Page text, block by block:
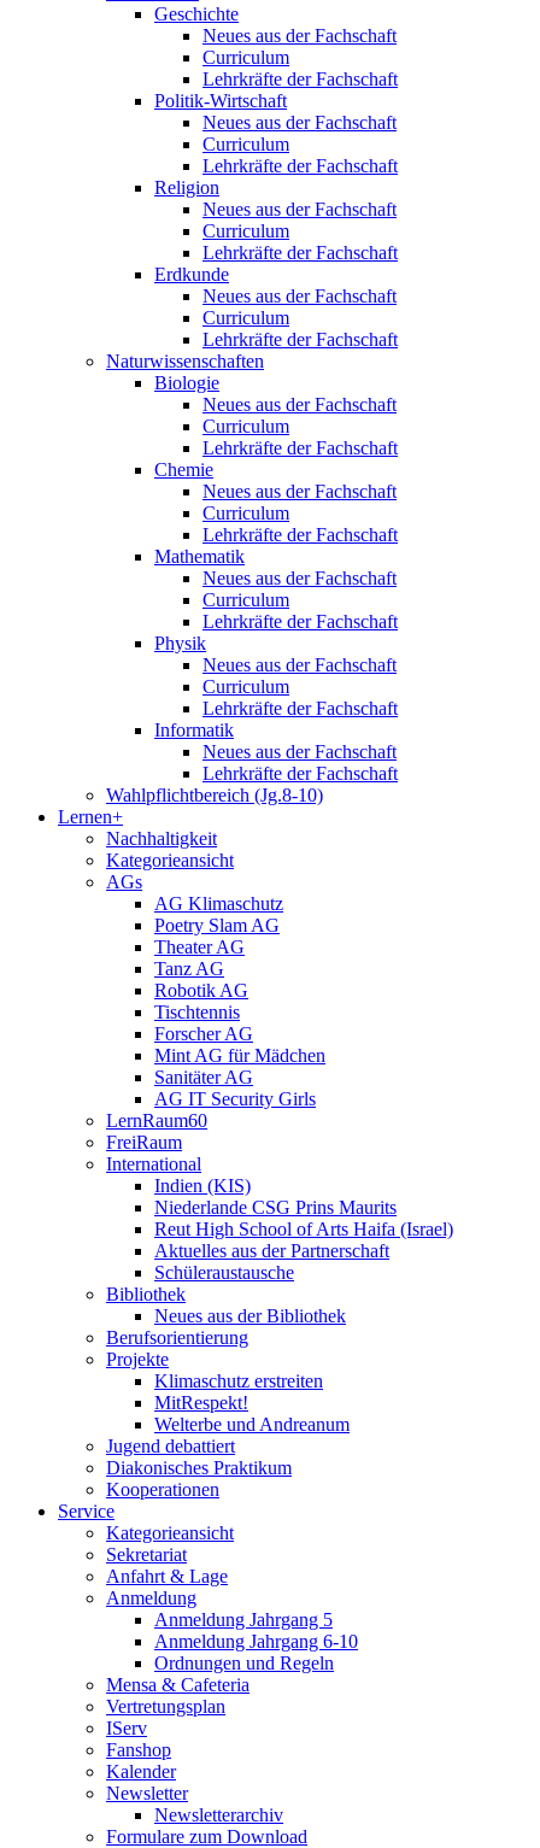
Geschichte
Neues aus der Fachschaft
Curriculum
Lehrkräfte der Fachschaft
Politik-Wirtschaft
Neues aus der Fachschaft
Curriculum
Lehrkräfte der Fachschaft
Religion
Neues aus der Fachschaft
Curriculum
Lehrkräfte der Fachschaft
Erdkunde
Neues aus der Fachschaft
Curriculum
Lehrkräfte der Fachschaft
Naturwissenschaften
Biologie
Neues aus der Fachschaft
Curriculum
Lehrkräfte der Fachschaft
Chemie
Neues aus der Fachschaft
Curriculum
Lehrkräfte der Fachschaft
Mathematik
Neues aus der Fachschaft
Curriculum
Lehrkräfte der Fachschaft
Physik
Neues aus der Fachschaft
Curriculum
Lehrkräfte der Fachschaft
Informatik
Neues aus der Fachschaft
Lehrkräfte der Fachschaft
Wahlpflichtbereich (Jg.8-10)
Lernen+
Nachhaltigkeit
Kategorieansicht
AGs
AG Klimaschutz
Poetry Slam AG
Theater AG
Tanz AG
Robotik AG
Tischtennis
Forscher AG
Mint AG für Mädchen
Sanitäter AG
AG IT Security Girls
LernRaum60
FreiRaum
International
Indien (KIS)
Niederlande CSG Prins Maurits
Reut High School of Arts Haifa (Israel)
Aktuelles aus der Partnerschaft
Schüleraustausche
Bibliothek
Neues aus der Bibliothek
Berufsorientierung
Projekte
Klimaschutz erstreiten
MitRespekt!
Welterbe und Andreanum
Jugend debattiert
Diakonisches Praktikum
Kooperationen
Service
Kategorieansicht
Sekretariat
Anfahrt & Lage
Anmeldung
Anmeldung Jahrgang 5
Anmeldung Jahrgang 6-10
Ordnungen und Regeln
Mensa & Cafeteria
Vertretungsplan
IServ
Fanshop
Kalender
Newsletter
Newsletterarchiv
Formulare zum Download